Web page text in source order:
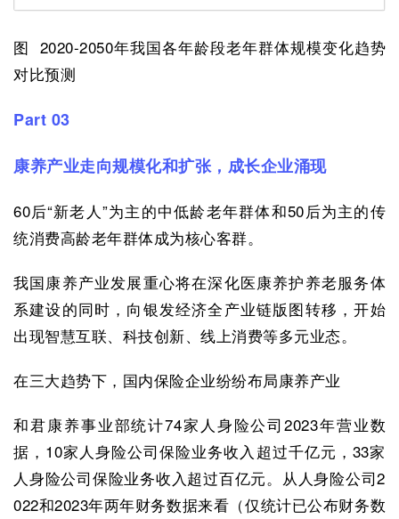
图 2020-2050年我国各年龄段老年群体规模变化趋势
对比预测
Part 03
康养产业走向规模化和扩张，成长企业涌现
60后“新老人”为主的中低龄老年群体和50后为主的传
统消费高龄老年群体成为核心客群。
我国康养产业发展重心将在深化医康养护养老服务体
系建设的同时，向银发经济全产业链版图转移，开始
出现智慧互联、科技创新、线上消费等多元业态。
在三大趋势下，国内保险企业纷纷布局康养产业
和君康养事业部统计74家人身险公司2023年营业数
据，10家人身险公司保险业务收入超过千亿元，33家
人身险公司保险业务收入超过百亿元。从人身险公司2
022和2023年两年财务数据来看（仅统计已公布财务数